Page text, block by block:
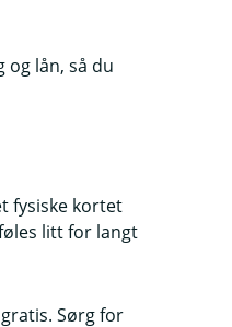
lån, så du
fysiske kortet
litt for langt
Sørg for